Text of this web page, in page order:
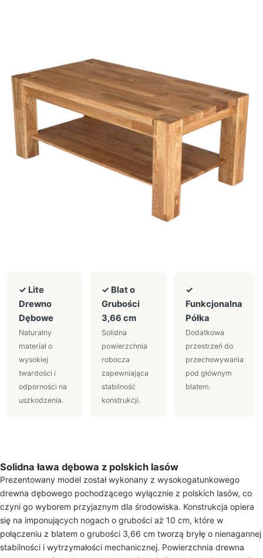
✓ Lite
Drewno
Dębowe
Naturalny
materiał o
wysokiej
twardości i
odporności na
uszkodzenia.
✓ Blat o
Grubości
3,66 cm
Solidna
powierzchnia
robocza
zapewniająca
stabilność
konstrukcji.
✓
Funkcjonalna
Półka
Dodatkowa
przestrzeń do
przechowywania
pod głównym
blatem.
Solidna ława dębowa z polskich lasów
Prezentowany model został wykonany z wysokogatunkowego
drewna dębowego pochodzącego wyłącznie z polskich lasów, co
czyni go wyborem przyjaznym dla środowiska. Konstrukcja opiera
się na imponujących nogach o grubości aż 10 cm, które w
połączeniu z blatem o grubości 3,66 cm tworzą bryłę o nienagannej
stabilności i wytrzymałości mechanicznej. Powierzchnia drewna